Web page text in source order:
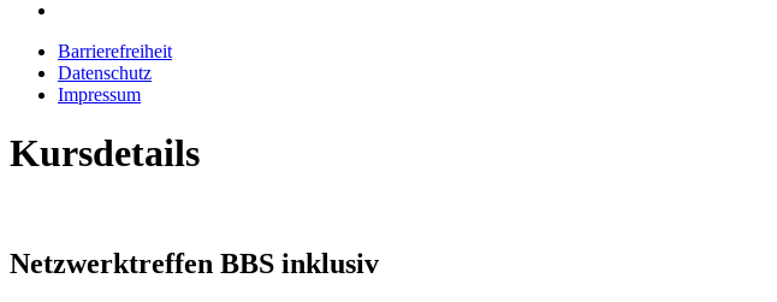
Barrierefreiheit
Datenschutz
Impressum
Kursdetails
Netzwerktreffen BBS inklusiv